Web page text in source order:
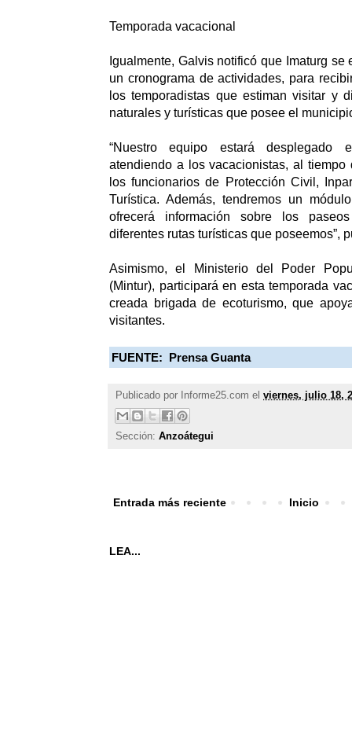
Temporada vacacional
Igualmente, Galvis notificó que Imaturg se
un cronograma de actividades, para
los temporadistas que estiman visitar y
naturales y turísticas que posee el
“Nuestro equipo estará
atendiendo a los vacacionistas, al tiempo
los funcionarios de Protección Civil,
Turística. Además, tendremos un
ofrecerá información sobre los
diferentes rutas turísticas que poseemos”,
Asimismo, el Ministerio del Poder
(Mintur), participará en esta temporada
creada brigada de ecoturismo, que
visitantes.
FUENTE: Prensa Guanta
Publicado por Informe25.com el viernes, julio 18,
Sección: Anzoátegui
Entrada más reciente Inicio
LEA...